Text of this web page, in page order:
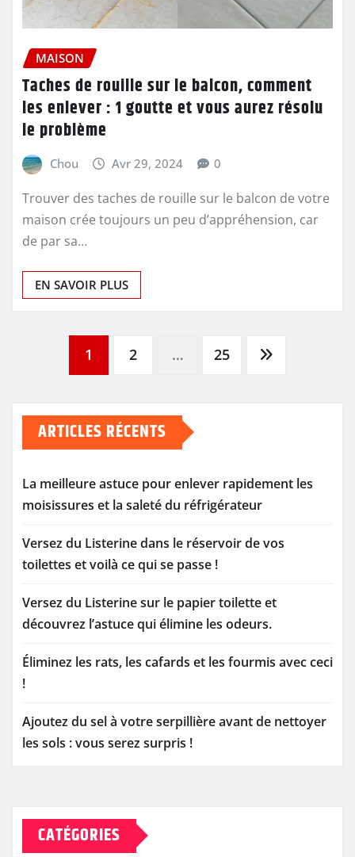
MAISON
Taches de rouille sur le balcon, comment
les enlever : 1 goutte et vous aurez résolu
le problème
Chou Avr 29, 2024 0
Trouver des taches de rouille sur le balcon de votre
maison crée toujours un peu d’appréhension, car
de par sa…
EN SAVOIR PLUS
Pagination
des
publications
1 2 … 25
ARTICLES RÉCENTS
La meilleure astuce pour enlever rapidement les
moisissures et la saleté du réfrigérateur
Versez du Listerine dans le réservoir de vos
toilettes et voilà ce qui se passe !
Versez du Listerine sur le papier toilette et
découvrez l’astuce qui élimine les odeurs.
Éliminez les rats, les cafards et les fourmis avec ceci
!
Ajoutez du sel à votre serpillière avant de nettoyer
les sols : vous serez surpris !
CATÉGORIES